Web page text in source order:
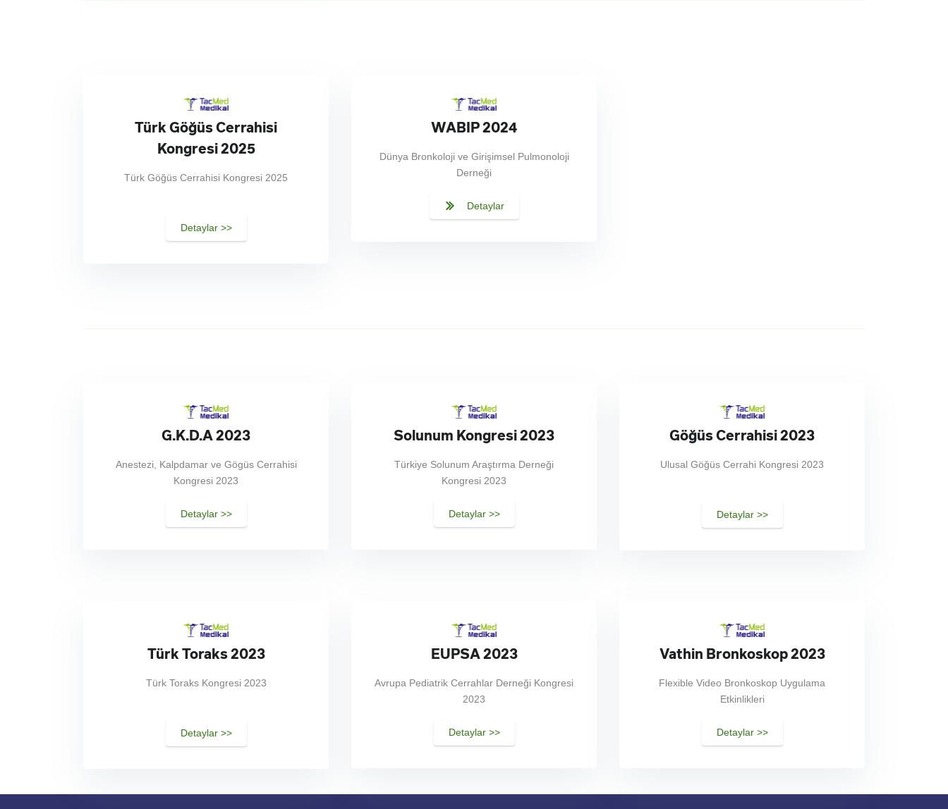
Türk Göğüs Cerrahisi
Kongresi 2025
Türk Göğüs Cerrahisi Kongresi 2025
Detaylar >>
WABIP 2024
Dünya Bronkoloji ve Girişimsel Pulmonoloji
Derneği
Detaylar
G.K.D.A 2023
Anestezi, Kalpdamar ve Gögüs Cerrahisi
Kongresi 2023
Detaylar >>
Solunum Kongresi 2023
Türkiye Solunum Araştırma Derneği
Kongresi 2023
Detaylar >>
Göğüs Cerrahisi 2023
Ulusal Göğüs Cerrahi Kongresi 2023
Detaylar >>
Türk Toraks 2023
Türk Toraks Kongresi 2023
Detaylar >>
EUPSA 2023
Avrupa Pediatrik Cerrahlar Derneği Kongresi
2023
Detaylar >>
Vathin Bronkoskop 2023
Flexible Video Bronkoskop Uygulama
Etkinlikleri
Detaylar >>